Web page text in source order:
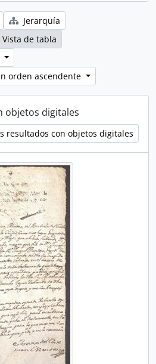
Jerarquía
Vista de tabla
orden ascendente
objetos digitales
resultados con objetos digitales